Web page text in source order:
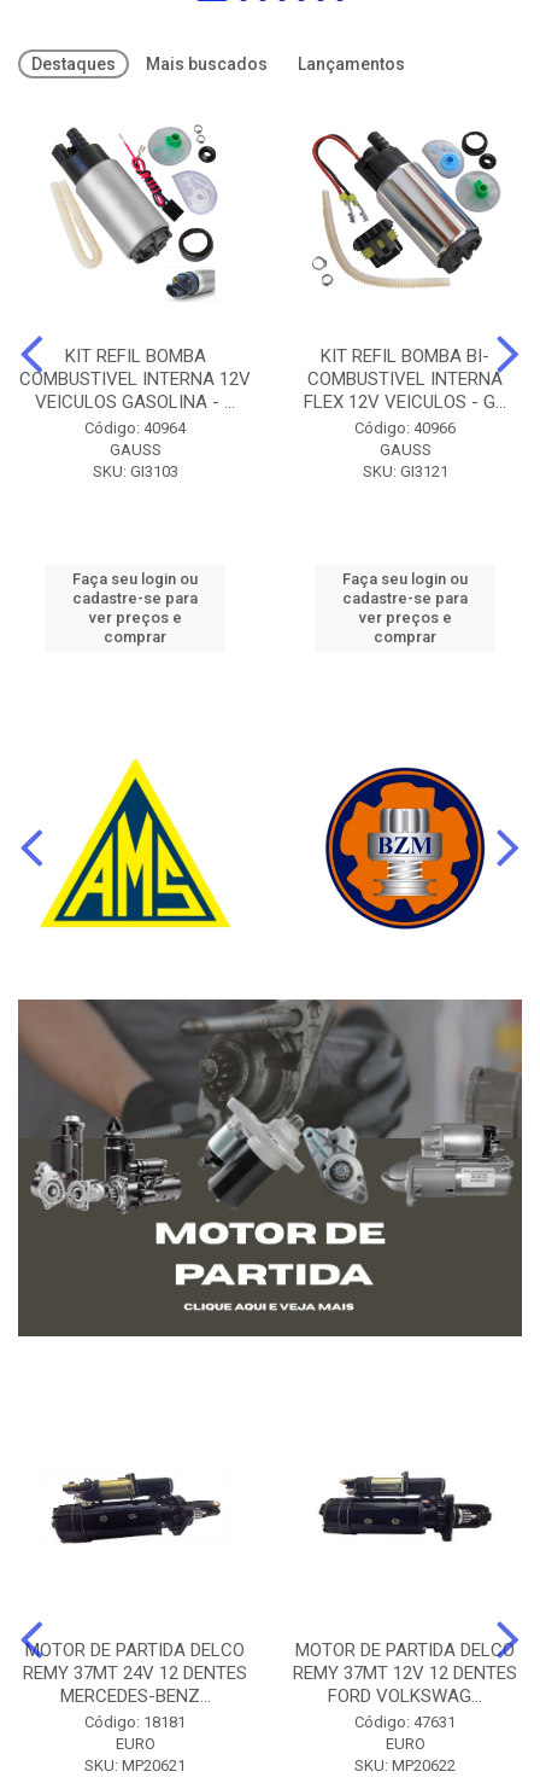
Destaques Mais buscados Lançamentos
KIT REFIL BOMBA
COMBUSTIVEL INTERNA 12V
VEICULOS GASOLINA - ...
Código: 40964
GAUSS
SKU: GI3103
Faça seu login ou
cadastre-se para
ver preços e
comprar
KIT REFIL BOMBA BI-
COMBUSTIVEL INTERNA
FLEX 12V VEICULOS - G...
Código: 40966
GAUSS
SKU: GI3121
Faça seu login ou
cadastre-se para
ver preços e
comprar
MOTOR DE PARTIDA DELCO
REMY 37MT 24V 12 DENTES
MERCEDES-BENZ...
Código: 18181
EURO
SKU: MP20621
MOTOR DE PARTIDA DELCO
REMY 37MT 12V 12 DENTES
FORD VOLKSWAG...
Código: 47631
EURO
SKU: MP20622